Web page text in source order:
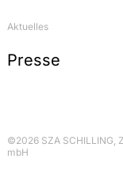
Aktuelles
Presse
©2026 SZA SCHILLING,
mbH